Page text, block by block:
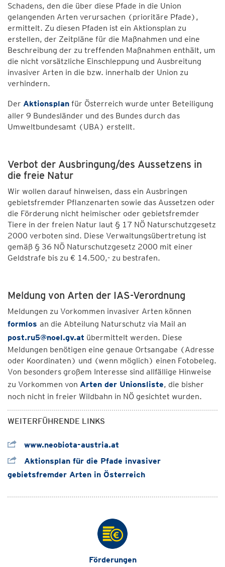
Schadens, den die über diese Pfade in die Union
gelangenden Arten verursachen (prioritäre Pfade),
ermittelt. Zu diesen Pfaden ist ein Aktionsplan zu
erstellen, der Zeitpläne für die Maßnahmen und eine
Beschreibung der zu treffenden Maßnahmen enthält, um
die nicht vorsätzliche Einschleppung und Ausbreitung
invasiver Arten in die bzw. innerhalb der Union zu
verhindern.
Der Aktionsplan für Österreich wurde unter Beteiligung
aller 9 Bundesländer und des Bundes durch das
Umweltbundesamt (UBA) erstellt.
Verbot der Ausbringung/des Aussetzens in
die freie Natur
Wir wollen darauf hinweisen, dass ein Ausbringen
gebietsfremder Pflanzenarten sowie das Aussetzen oder
die Förderung nicht heimischer oder gebietsfremder
Tiere in der freien Natur laut § 17 NÖ Naturschutzgesetz
2000 verboten sind. Diese Verwaltungsübertretung ist
gemäß § 36 NÖ Naturschutzgesetz 2000 mit einer
Geldstrafe bis zu € 14.500,- zu bestrafen.
Meldung von Arten der IAS-Verordnung
Meldungen zu Vorkommen invasiver Arten können
formlos an die Abteilung Naturschutz via Mail an
post.ru5@noel.gv.at übermittelt werden. Diese
Meldungen benötigen eine genaue Ortsangabe (Adresse
oder Koordinaten) und (wenn möglich) einen Fotobeleg.
Von besonders großem Interesse sind allfällige Hinweise
zu Vorkommen von Arten der Unionsliste, die bisher
noch nicht in freier Wildbahn in NÖ gesichtet wurden.
WEITERFÜHRENDE LINKS
www.neobiota-austria.at
Aktionsplan für die Pfade invasiver
gebietsfremder Arten in Österreich
Förderungen